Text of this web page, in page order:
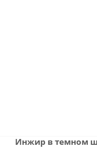
Инжир в темном